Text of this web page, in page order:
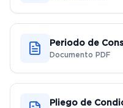
Periodo de
Documento PDF
Pliego de